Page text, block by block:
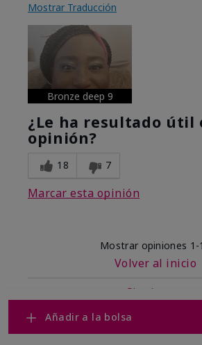
Añadir a la bolsa
Mostrar Traducción
Bronze deep 9
¿Le ha resultado útil
opinión?
18 7
Marcar esta opinión
Mostrar opiniones 1-
Volver al inicio
Siguiente